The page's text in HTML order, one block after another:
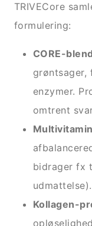
TRIVECore
formulering:
CORE-
grøntsager,
enzymer.
omtrent
bidrager fx
udmattelse).
Kollagen-